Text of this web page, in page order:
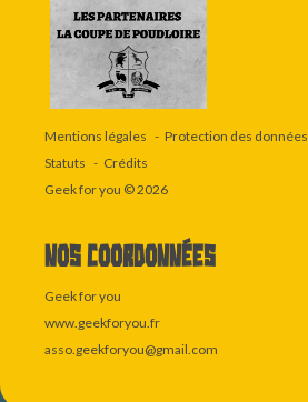
Mentions légales
Protection des données
Statuts
Crédits
Geek for you © 2026
Nos coordonnées
Geek for you
www.geekforyou.fr
asso.geekforyou@gmail.com